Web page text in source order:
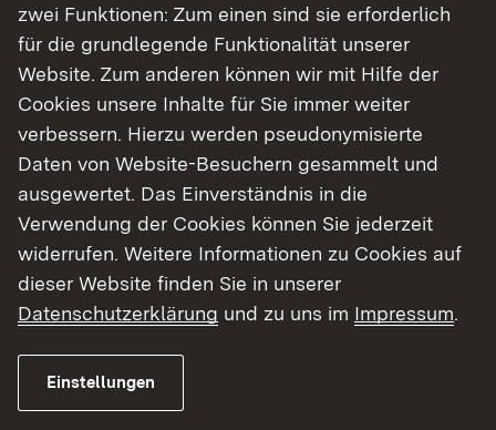
Politische und demokratische Erziehung stehen
im Mittelpunkt der Exkursion, das NS-Unrecht soll
in geeigneter pädagogischer Weise thematisiert
werden.
Wer kann einen Antrag stellen?
Alle Schularten in den jeweiligen
Regierungsbezirken für Schülerinnen und Schüler
ab 12 Jahren.
zwei Funktionen: Zum einen sind sie erforderlich
für die grundlegende Funktionalität unserer
Website. Zum anderen können wir mit Hilfe der
Cookies unsere Inhalte für Sie immer weiter
verbessern. Hierzu werden pseudonymisierte
Daten von Website-Besuchern gesammelt und
ausgewertet. Das Einverständnis in die
Verwendung der Cookies können Sie jederzeit
widerrufen. Weitere Informationen zu Cookies auf
dieser Website finden Sie in unserer
Datenschutzerklärung und zu uns im Impressum.
Einstellungen